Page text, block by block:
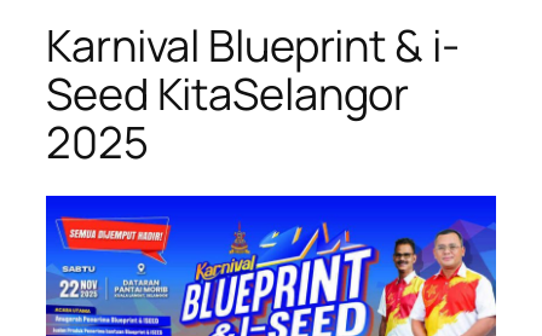
Karnival Blueprint & i-
Seed KitaSelangor
2025